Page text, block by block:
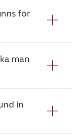
kunskap om
ett
och
inte avsedd
för
Premium
helst
på ditt
man
en
dig att
in